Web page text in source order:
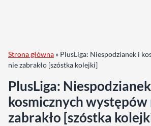
Strona główna » PlusLiga: Niespodzianek i
nie zabrakło [szóstka kolejki]
PlusLiga:
kosmicznych występów
zabrakło [szóstka